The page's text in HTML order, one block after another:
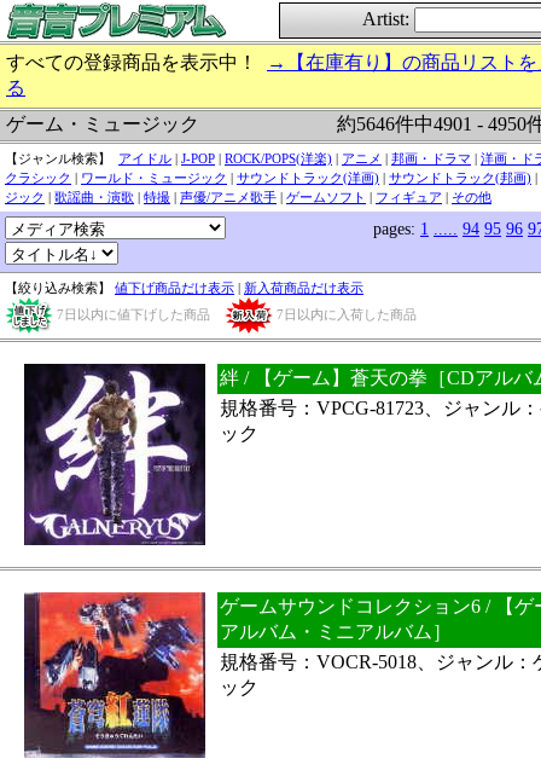
Artist:
すべての登録商品を表示中！
→【在庫有り】の商品リストを
る
ゲーム・ミュージック
約5646件中4901 - 4950
【ジャンル検索】 アイドル | J-POP | ROCK/POPS(洋楽) | アニメ | 邦画・ドラマ | 洋画・ド
クラシック | ワールド・ミュージック | サウンドトラック(洋画) | サウンドトラック(邦画) |
ジック | 歌謡曲・演歌 | 特撮 | 声優/アニメ歌手 | ゲームソフト | フィギュア | その他
pages: 1 ..... 94 95 96
【絞り込み検索】 値下げ商品だけ表示 | 新入荷商品だけ表示
7日以内に値下げした商品
7日以内に入荷した商品
絆 / 【ゲーム】蒼天の拳［CDアルバ
規格番号：VPCG-81723、ジャンル
ック
ゲームサウンドコレクション6 / 【
アルバム・ミニアルバム］
規格番号：VOCR-5018、ジャンル
ック